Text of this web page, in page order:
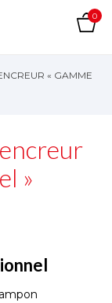
0
« GAMME
»